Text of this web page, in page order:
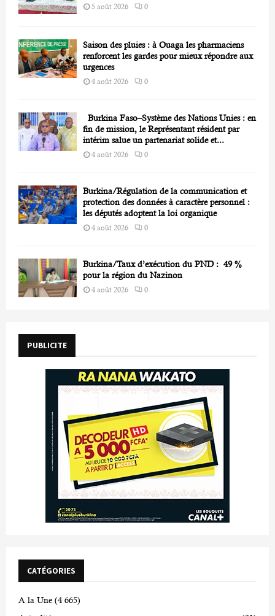
5 août 2026 0
Saison des pluies : à Ouaga les pharmaciens
renforcent les gardes pour mieux répondre aux
urgences
4 août 2026 0
Burkina Faso–Système des Nations Unies : en
fin de mission, le Représentant résident par
intérim salue un partenariat solide et...
4 août 2026 0
Burkina/Régulation de la communication et
protection des données à caractère personnel :
les députés adoptent la loi organique
4 août 2026 0
Burkina/Taux d’exécution du PND : 49 %
pour la région du Nazinon
4 août 2026 0
PUBLICITE
CATÉGORIES
A la Une (4 665)